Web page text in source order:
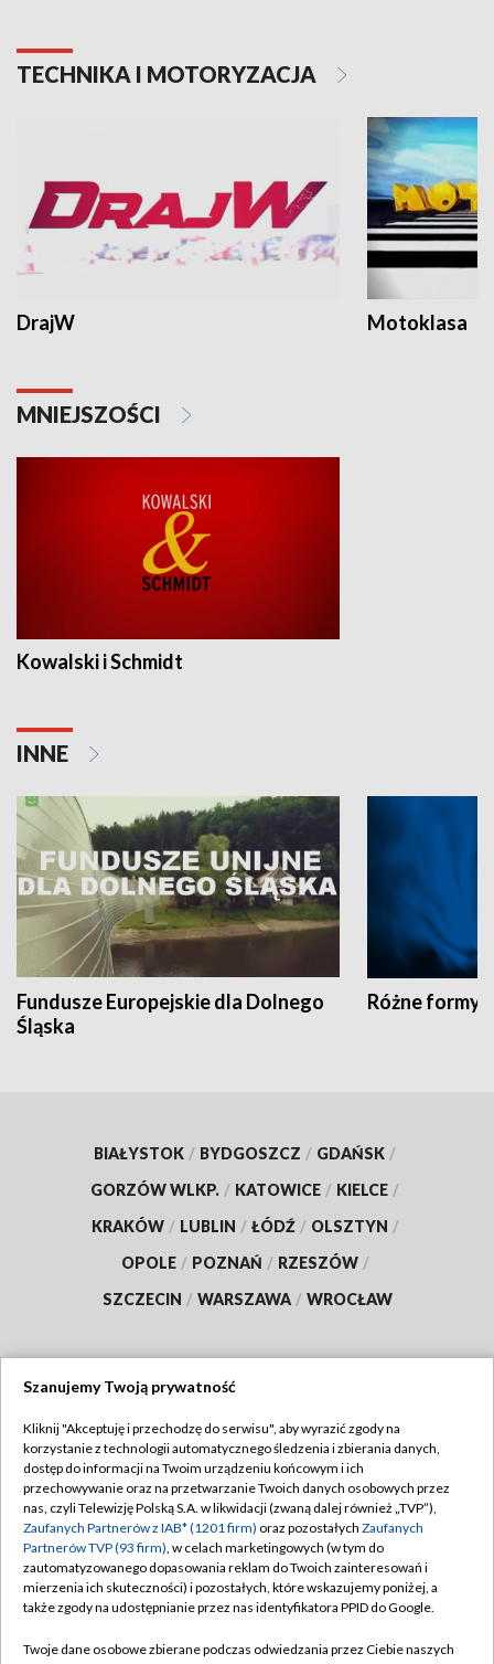
TECHNIKA I MOTORYZACJA
DrajW Motoklasa
MNIEJSZOŚCI
Kowalski i Schmidt
INNE
Fundusze Europejskie dla Dolnego
Śląska
Różne formy
BIAŁYSTOK / BYDGOSZCZ / GDAŃSK /
GORZÓW WLKP. / KATOWICE / KIELCE /
KRAKÓW / LUBLIN / ŁÓDŹ / OLSZTYN /
OPOLE / POZNAŃ / RZESZÓW /
SZCZECIN / WARSZAWA / WROCŁAW
TVP
Abonament TVP
Emisja w TVP
Centrum informacji TVP
Naziemna Telewizja Cyfrowa
Regulamin TVP
Polityka prywatności
Moje zgody
Pomoc
Szanujemy Twoją prywatność
Kliknij "Akceptuję i przechodzę do serwisu", aby wyrazić zgody na
korzystanie z technologii automatycznego śledzenia i zbierania danych,
dostęp do informacji na Twoim urządzeniu końcowym i ich
przechowywanie oraz na przetwarzanie Twoich danych osobowych przez
nas, czyli Telewizję Polską S.A. w likwidacji (zwaną dalej również „TVP”),
Zaufanych Partnerów z IAB* (1201 firm) oraz pozostałych Zaufanych
Partnerów TVP (93 firm), w celach marketingowych (w tym do
zautomatyzowanego dopasowania reklam do Twoich zainteresowań i
mierzenia ich skuteczności) i pozostałych, które wskazujemy poniżej, a
także zgody na udostępnianie przez nas identyfikatora PPID do Google.
Twoje dane osobowe zbierane podczas odwiedzania przez Ciebie naszych